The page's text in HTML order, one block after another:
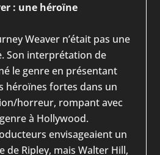
: une héroïne
Weaver n’était pas une
Son interprétation de
le genre en présentant
héroïnes fortes dans un
horreur, rompant avec
à Hollywood.
envisageaient un
de Ripley, mais Walter Hill,